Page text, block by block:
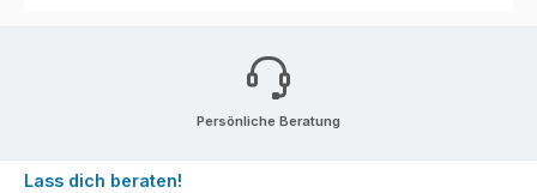
Persönliche Beratung
Lass dich beraten!